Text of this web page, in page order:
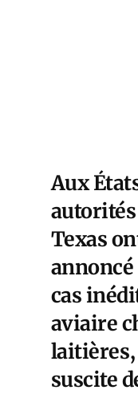
Aux
Texas
annoncé
cas
aviaire
laitières
suscite